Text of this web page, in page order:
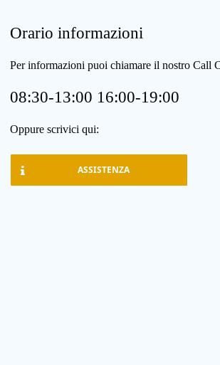
Orario informazioni
Per informazioni puoi chiamare il nostro
08:30-13:00 16:00-19:00
Oppure scrivici qui:
ASSISTENZA